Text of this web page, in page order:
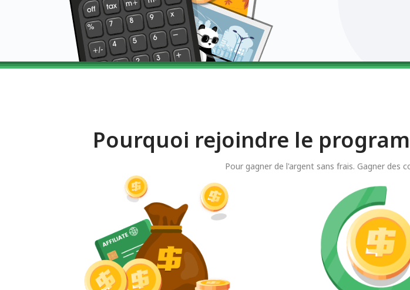
Pourquoi rejoindre le
Pour gagner de l'argent sans frais. Gagner des